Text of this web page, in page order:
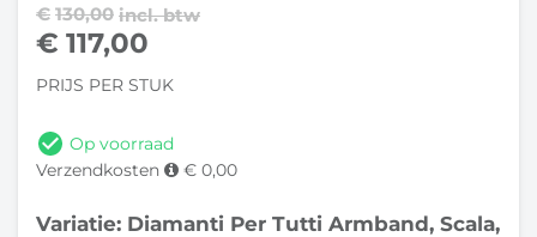
€ 130,00 incl. btw
€ 117,00
PRIJS PER STUK
Op voorraad
Verzendkosten
€ 0,00
Variatie: Diamanti Per Tutti Armband, Scala,